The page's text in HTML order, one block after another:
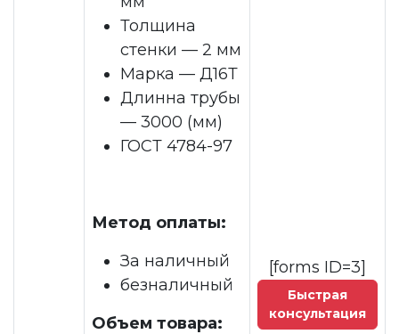
Толщина
стенки — 2 мм
Марка — Д16Т
Длинна трубы
— 3000 (мм)
ГОСТ 4784-97
Метод оплаты:
За наличный
безналичный
Объем товара:
[forms ID=3]
Быстрая
консультация